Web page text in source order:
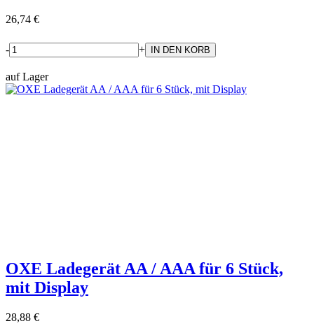
26,74 €
- +
auf Lager
OXE Ladegerät AA / AAA für 6 Stück,
mit Display
28,88 €